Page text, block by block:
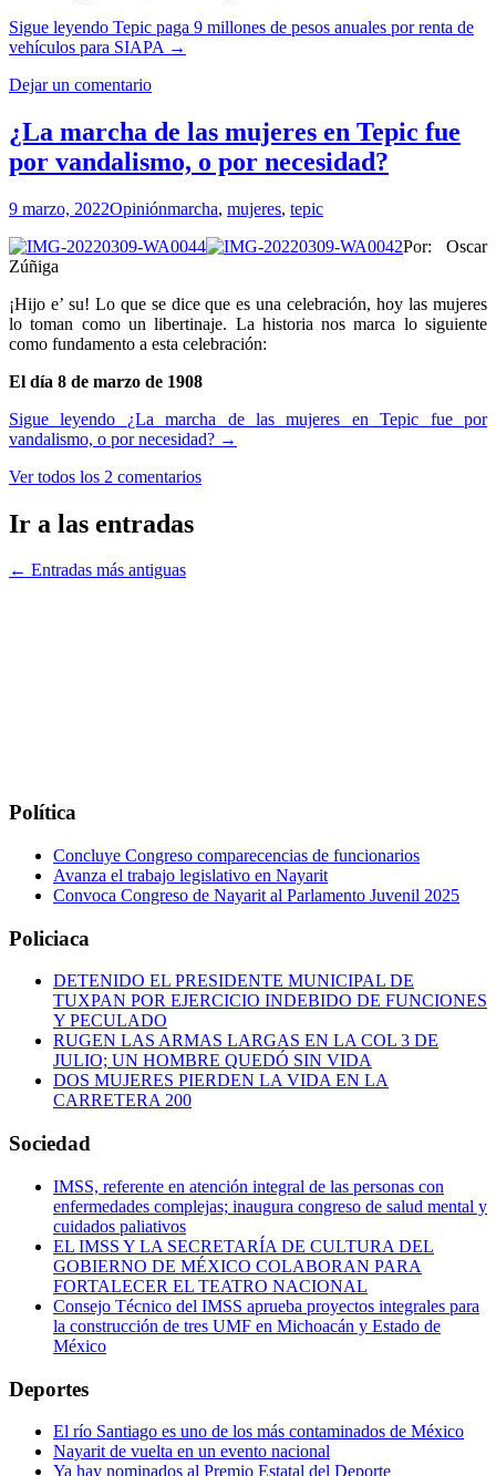
Sigue leyendo Tepic paga 9 millones de pesos anuales por renta de
vehículos para SIAPA →
Dejar un comentario
¿La marcha de las mujeres en Tepic fue
por vandalismo, o por necesidad?
9 marzo, 2022Opiniónmarcha, mujeres, tepic
Por: Oscar
Zúñiga
¡Hijo e’ su! Lo que se dice que es una celebración, hoy las mujeres
lo toman como un libertinaje. La historia nos marca lo siguiente
como fundamento a esta celebración:
El día 8 de marzo de 1908
Sigue leyendo ¿La marcha de las mujeres en Tepic fue por
vandalismo, o por necesidad? →
Ver todos los 2 comentarios
Ir a las entradas
← Entradas más antiguas
Política
Concluye Congreso comparecencias de funcionarios
Avanza el trabajo legislativo en Nayarit
Convoca Congreso de Nayarit al Parlamento Juvenil 2025
Policiaca
DETENIDO EL PRESIDENTE MUNICIPAL DE
TUXPAN POR EJERCICIO INDEBIDO DE FUNCIONES
Y PECULADO
RUGEN LAS ARMAS LARGAS EN LA COL 3 DE
JULIO; UN HOMBRE QUEDÓ SIN VIDA
DOS MUJERES PIERDEN LA VIDA EN LA
CARRETERA 200
Sociedad
IMSS, referente en atención integral de las personas con
enfermedades complejas; inaugura congreso de salud mental y
cuidados paliativos
EL IMSS Y LA SECRETARÍA DE CULTURA DEL
GOBIERNO DE MÉXICO COLABORAN PARA
FORTALECER EL TEATRO NACIONAL
Consejo Técnico del IMSS aprueba proyectos integrales para
la construcción de tres UMF en Michoacán y Estado de
México
Deportes
El río Santiago es uno de los más contaminados de México
Nayarit de vuelta en un evento nacional
Ya hay nominados al Premio Estatal del Deporte